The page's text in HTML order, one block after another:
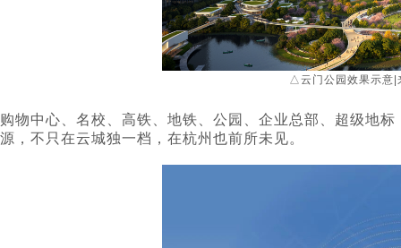
△云门公园效果示意|
购物中心、名校、高铁、地铁、公园、企业总部、超级地
源，不只在云城独一档，在杭州也前所未见。